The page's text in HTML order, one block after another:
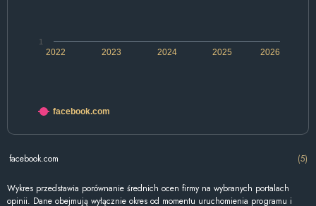
2022 2024 2026
2023 2025
1
facebook.com
facebook.com (5)
Wykres przedstawia porównanie średnich ocen firmy na wybranych portalach
opinii. Dane obejmują wyłącznie okres od momentu uruchomienia programu i